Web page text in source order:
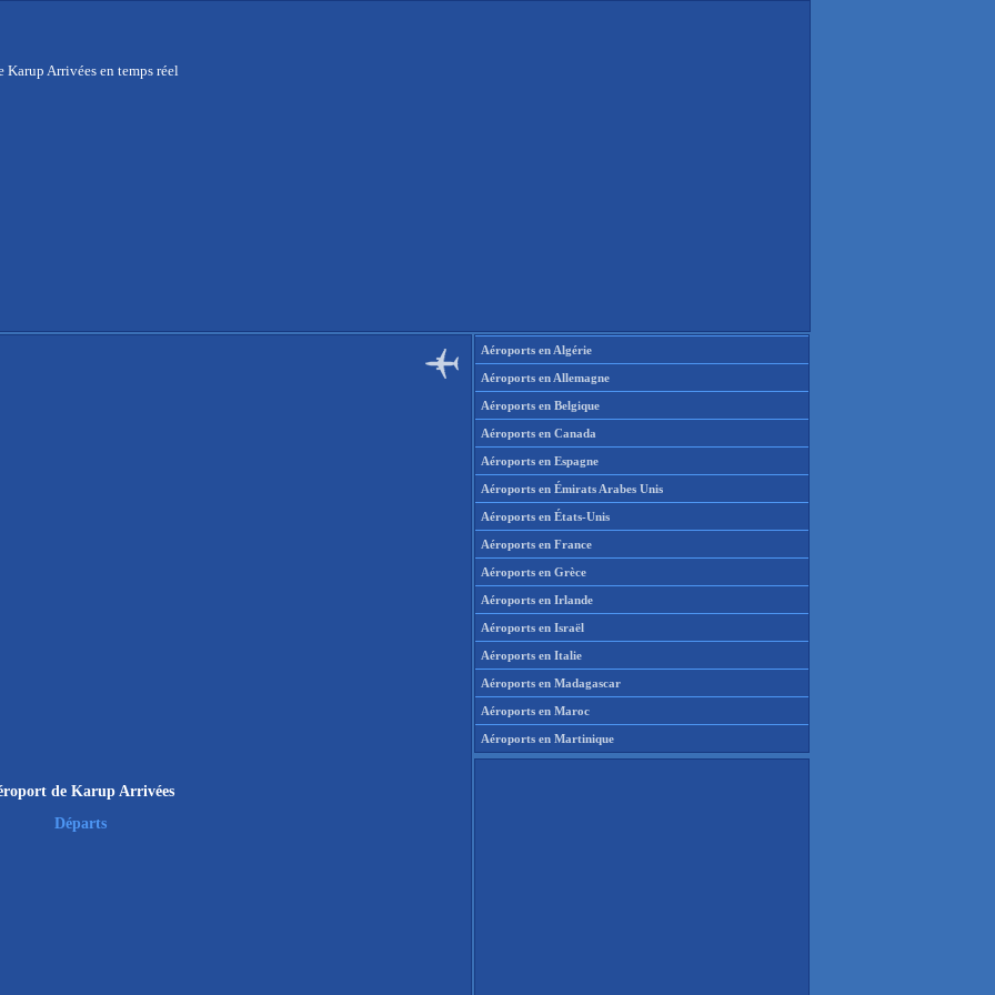
Karup Arrivées en temps réel
de Karup Arrivées
Départs
Aéroports en Algérie
Aéroports en Allemagne
Aéroports en Belgique
Aéroports en Canada
Aéroports en Espagne
Aéroports en Émirats Arabes Unis
Aéroports en États-Unis
Aéroports en France
Aéroports en Grèce
Aéroports en Irlande
Aéroports en Israël
Aéroports en Italie
Aéroports en Madagascar
Aéroports en Maroc
Aéroports en Martinique